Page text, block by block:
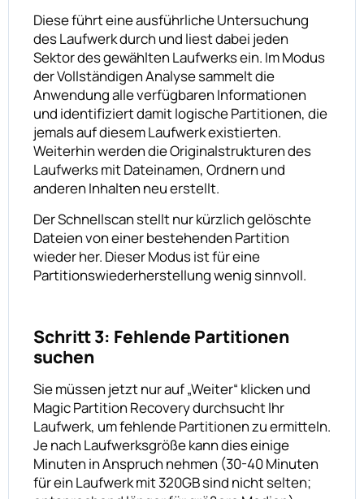
Diese führt eine ausführliche Untersuchung
des Laufwerk durch und liest dabei jeden
Sektor des gewählten Laufwerks ein. Im Modus
der Vollständigen Analyse sammelt die
Anwendung alle verfügbaren Informationen
und identifiziert damit logische Partitionen, die
jemals auf diesem Laufwerk existierten.
Weiterhin werden die Originalstrukturen des
Laufwerks mit Dateinamen, Ordnern und
anderen Inhalten neu erstellt.
Der Schnellscan stellt nur kürzlich gelöschte
Dateien von einer bestehenden Partition
wieder her. Dieser Modus ist für eine
Partitionswiederherstellung wenig sinnvoll.
Schritt 3: Fehlende Partitionen
suchen
Sie müssen jetzt nur auf „Weiter“ klicken und
Magic Partition Recovery durchsucht Ihr
Laufwerk, um fehlende Partitionen zu ermitteln.
Je nach Laufwerksgröße kann dies einige
Minuten in Anspruch nehmen (30-40 Minuten
für ein Laufwerk mit 320GB sind nicht selten;